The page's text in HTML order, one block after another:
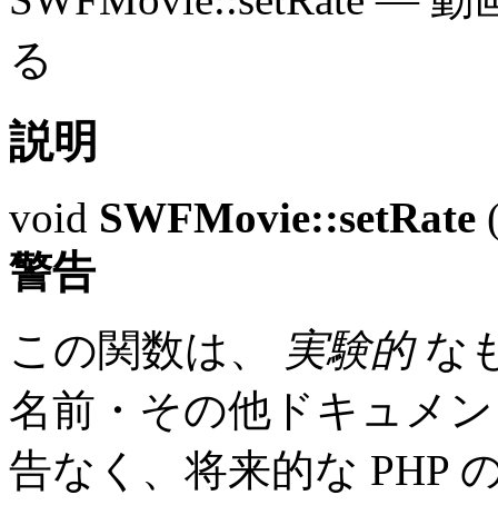
る
説明
void SWFMovie::setRate
警告
この関数は、
実験的な
名前・その他ドキュメ
告なく、将来的な PHP